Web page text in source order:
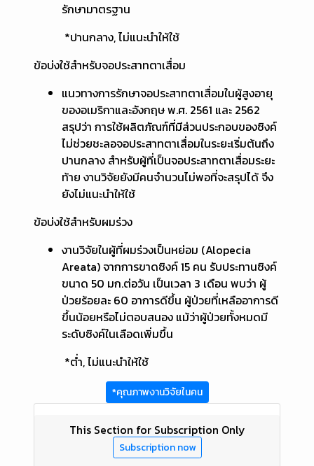
รักษามาตรฐาน
*ปานกลาง, ไม่แนะนำให้ใช้
ข้อบ่งใช้สำหรับจอประสาทตาเสื่อม
แนวทางการรักษาจอประสาทตาเสื่อมในผู้สูงอายุ
ของอเมริกาและอังกฤษ พ.ศ. 2561 และ 2562
สรุปว่า การใช้ผลิตภัณฑ์ที่มีส่วนประกอบของซิงค์
ไม่ช่วยชะลอจอประสาทตาเสื่อมในระยะเริ่มต้นถึง
ปานกลาง สำหรับผู้ที่เป็นจอประสาทตาเสื่อมระยะ
ท้าย งานวิจัยยังมีคนจำนวนไม่พอที่จะสรุปได้ จึง
ยังไม่แนะนำให้ใช้
ข้อบ่งใช้สำหรับผมร่วง
งานวิจัยในผู้ที่ผมร่วงเป็นหย่อม (Alopecia
Areata) จากการขาดซิงค์ 15 คน รับประทานซิงค์
ขนาด 50 มก.ต่อวัน เป็นเวลา 3 เดือน พบว่า ผู้
ป่วยร้อยละ 60 อาการดีขึ้น ผู้ป่วยที่เหลืออาการดี
ขึ้นน้อยหรือไม่ตอบสนอง แม้ว่าผู้ป่วยทั้งหมดมี
ระดับซิงค์ในเลือดเพิ่มขึ้น
*ต่ำ, ไม่แนะนำให้ใช้
*คุณภาพงานวิจัยในคน
This Section for Subscription Only
Subscription now